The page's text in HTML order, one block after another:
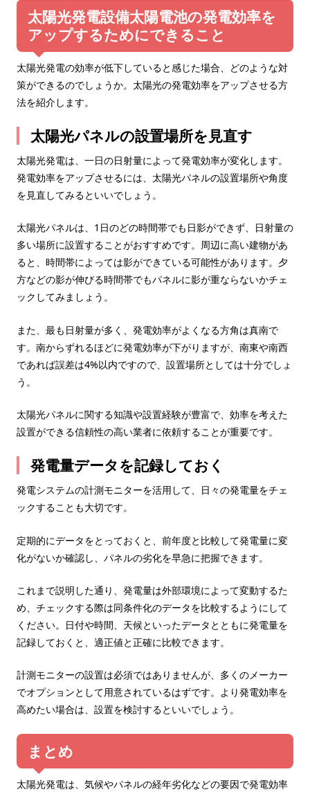
太陽光発電設備太陽電池の発電効率を
アップするためにできること
太陽光発電の効率が低下していると感じた場合、どのような対
策ができるのでしょうか。太陽光の発電効率をアップさせる方
法を紹介します。
太陽光パネルの設置場所を見直す
太陽光発電は、一日の日射量によって発電効率が変化します。
発電効率をアップさせるには、太陽光パネルの設置場所や角度
を見直してみるといいでしょう。
太陽光パネルは、1日のどの時間帯でも日影ができず、日射量の
多い場所に設置することがおすすめです。周辺に高い建物があ
ると、時間帯によっては影ができている可能性があります。夕
方などの影が伸びる時間帯でもパネルに影が重ならないかチェ
ックしてみましょう。
また、最も日射量が多く、発電効率がよくなる方角は真南で
す。南からずれるほどに発電効率が下がりますが、南東や南西
であれば誤差は4%以内ですので、設置場所としては十分でしょ
う。
太陽光パネルに関する知識や設置経験が豊富で、効率を考えた
設置ができる信頼性の高い業者に依頼することが重要です。
発電量データを記録しておく
発電システムの計測モニターを活用して、日々の発電量をチェ
ックすることも大切です。
定期的にデータをとっておくと、前年度と比較して発電量に変
化がないか確認し、パネルの劣化を早急に把握できます。
これまで説明した通り、発電量は外部環境によって変動するた
め、チェックする際は同条件化のデータを比較するようにして
ください。日付や時間、天候といったデータとともに発電量を
記録しておくと、適正値と正確に比較できます。
計測モニターの設置は必須ではありませんが、多くのメーカー
でオプションとして用意されているはずです。より発電効率を
高めたい場合は、設置を検討するといいでしょう。
まとめ
太陽光発電は、気候やパネルの経年劣化などの要因で発電効率